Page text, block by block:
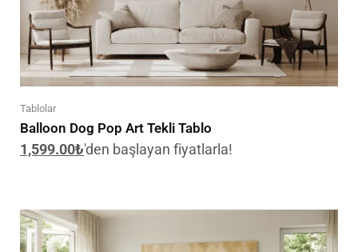
Tablolar
Balloon Dog Pop Art Tekli Tablo
1,599.00₺'den başlayan fiyatlarla!